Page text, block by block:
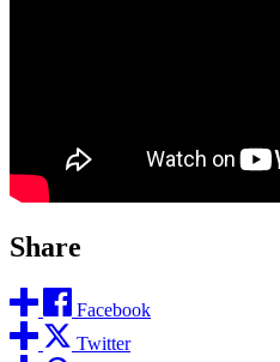
Share
Facebook
Twitter